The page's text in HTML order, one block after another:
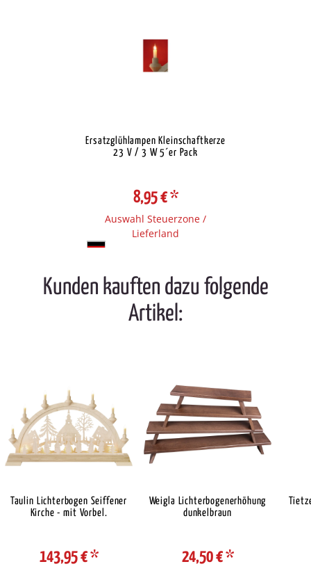
Ersatzglühlampen Kleinschaftkerze
23 V / 3 W 5´er Pack
8,95 €*
Auswahl Steuerzone /
Lieferland
Kunden kauften dazu folgende
Artikel:
Taulin Lichterbogen Seiffener
Kirche - mit Vorbel.
143,95 €*
Weigla Lichterbogenerhöhung
dunkelbraun
24,50 €*